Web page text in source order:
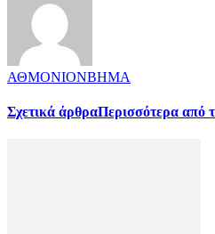
ΑΘΜΟΝΙΟΝΒΗΜΑ
Σχετικά άρθραΠερισσότερα από